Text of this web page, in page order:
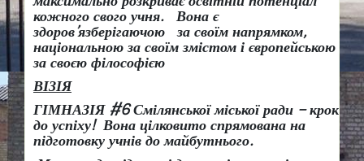
кожного свого учня.
Вона є
здоров’язберігаючою за своїм напрямком,
національною за своїм змістом і європейською
за своєю філософією
ВІЗІЯ
ГІМНАЗІЯ #6 Смілянської міської ради – крок
до успіху! Вона цілковито спрямована на
підготовку учнів до майбутнього.